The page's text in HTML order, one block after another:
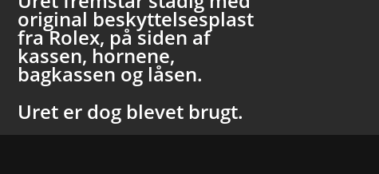
original beskyttelsesplast
fra Rolex, på siden af
kassen, hornene,
bagkassen og låsen.
Uret er dog blevet brugt.